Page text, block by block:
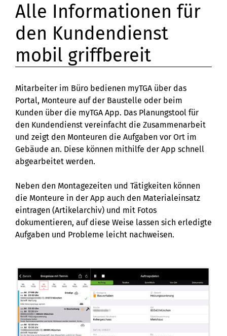
Alle Informationen für
den Kundendienst
mobil griffbereit
Mitarbeiter im Büro bedienen myTGA über das
Portal, Monteure auf der Baustelle oder beim
Kunden über die myTGA App. Das Planungstool für
den Kundendienst vereinfacht die Zusammenarbeit
und zeigt den Monteuren die Aufgaben vor Ort im
Gebäude an. Diese können mithilfe der App schnell
abgearbeitet werden.
Neben den Montagezeiten und Tätigkeiten können
die Monteure in der App auch den Materialeinsatz
eintragen (Artikelarchiv) und mit Fotos
dokumentieren, auf diese Weise lassen sich erledigte
Aufgaben und Probleme leicht nachweisen.